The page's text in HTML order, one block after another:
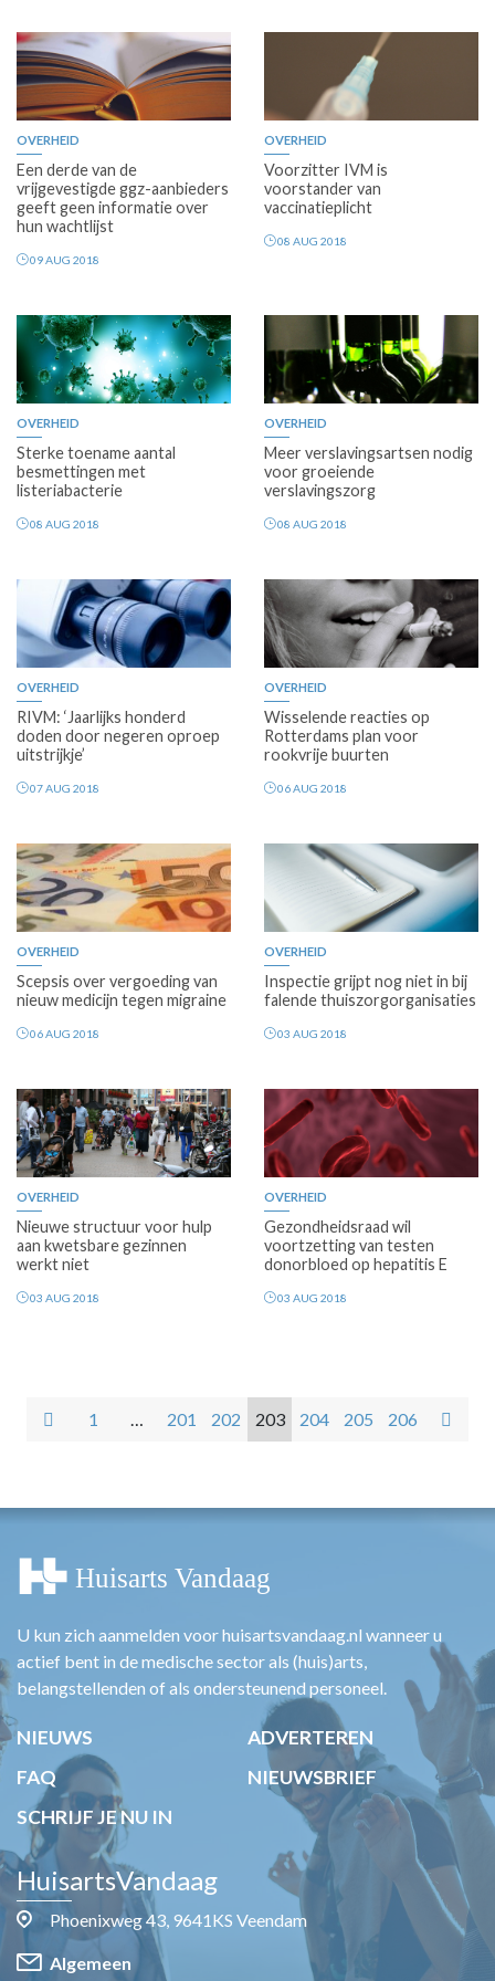
OVERHEID
Een derde van de
vrijgevestigde ggz-aanbieders
geeft geen informatie over
hun wachtlijst
09 AUG 2018
OVERHEID
Voorzitter IVM is
voorstander van
vaccinatieplicht
08 AUG 2018
OVERHEID
Sterke toename aantal
besmettingen met
listeriabacterie
08 AUG 2018
OVERHEID
Meer verslavingsartsen nodig
voor groeiende
verslavingszorg
08 AUG 2018
OVERHEID
RIVM: ‘Jaarlijks honderd
doden door negeren oproep
uitstrijkje’
07 AUG 2018
OVERHEID
Wisselende reacties op
Rotterdams plan voor
rookvrije buurten
06 AUG 2018
OVERHEID
Scepsis over vergoeding van
nieuw medicijn tegen migraine
06 AUG 2018
OVERHEID
Inspectie grijpt nog niet in bij
falende thuiszorgorganisaties
03 AUG 2018
OVERHEID
Nieuwe structuur voor hulp
aan kwetsbare gezinnen
werkt niet
03 AUG 2018
OVERHEID
Gezondheidsraad wil
voortzetting van testen
donorbloed op hepatitis E
03 AUG 2018
1 … 201 202 203 204 205 206
U kun zich aanmelden voor huisartsvandaag.nl wanneer u
actief bent in de medische sector als (huis)arts,
belangstellenden of als ondersteunend personeel.
NIEUWS
ADVERTEREN
FAQ
NIEUWSBRIEF
SCHRIJF JE NU IN
HuisartsVandaag
Phoenixweg 43, 9641KS Veendam
Algemeen